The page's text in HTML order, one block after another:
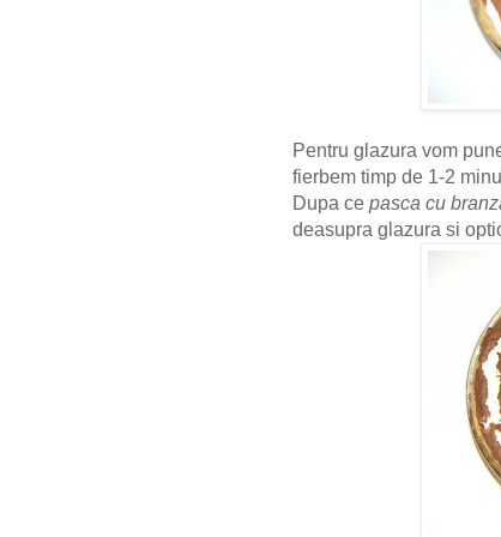
Pentru glazura vom
fierbem timp de 1-2
Dupa ce pasca cu
deasupra glazura si